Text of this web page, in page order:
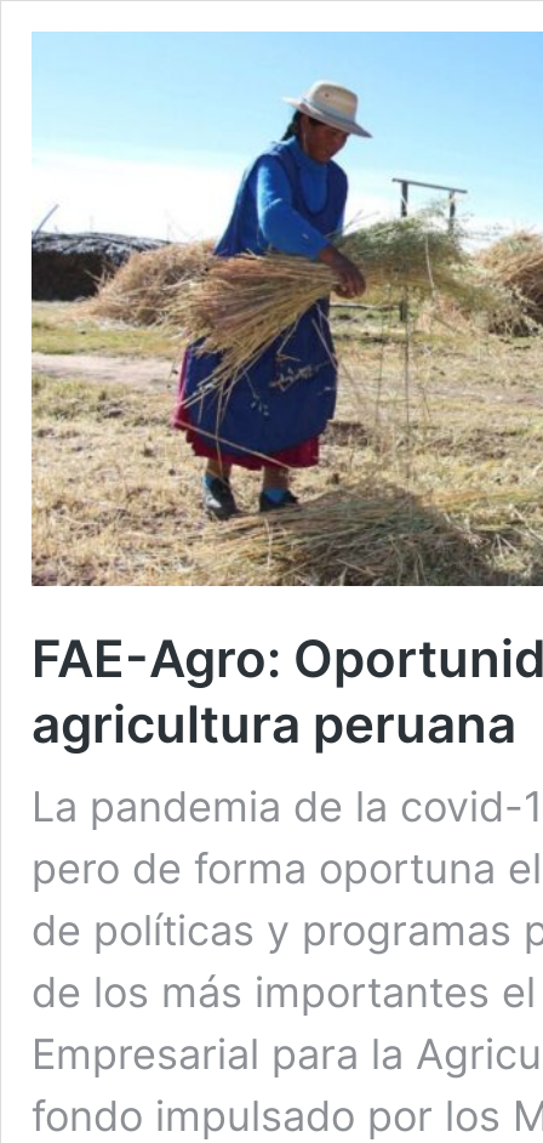
FAE-Agro:
agricultura peruana
La pandemia de la
pero de forma oportuna
de políticas y programas
de los más importantes
Empresarial para la
fondo impulsado por los